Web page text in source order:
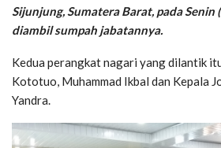
Sijunjung, Sumatera Barat, pada
diambil sumpah jabatannya.
Kedua perangkat nagari yang dilantik
Kototuo, Muhammad Ikbal dan Kepala
Yandra.